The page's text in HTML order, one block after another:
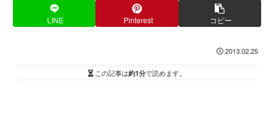
LINE Pinterest コピー
2013.02.25
この記事は約1分で読めます。